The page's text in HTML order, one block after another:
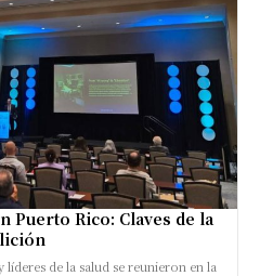
Puerto Rico: Claves de la
de la salud se reunieron en la